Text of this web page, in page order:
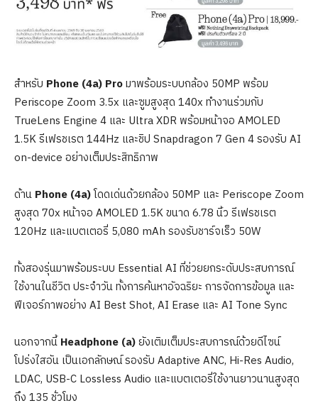
สำหรับ Phone (4a) Proมาพร้อมระบบกล้อง 50MP พร้อม
Periscope Zoom 3.5x และซูมสูงสุด 140x ทำงานร่วมกับ
TrueLens Engine 4 และ Ultra XDR พร้อมหน้าจอ AMOLED
1.5K รีเฟรชเรต 144Hz และชิป Snapdragon 7 Gen 4 รองรับ AI
on-device อย่างเต็มประสิทธิภาพ
ด้าน Phone (4a)โดดเด่นด้วยกล้อง 50MP และ Periscope Zoom
สูงสุด 70x หน้าจอ AMOLED 1.5K ขนาด 6.78 นิ้ว รีเฟรชเรต
120Hz และแบตเตอรี่ 5,080 mAh รองรับชาร์จเร็ว 50W
ทั้งสองรุ่นมาพร้อมระบบ Essential AI ที่ช่วยยกระดับประสบการณ์
ใช้งานในชีวิต ประจำวัน ทั้งการค้นหาอัจฉริยะ การจัดการข้อมูล และ
ฟีเจอร์ภาพอย่าง AI Best Shot, AI Erase และ AI Tone Sync
นอกจากนี้Headphone (a)ยังเติมเต็มประสบการณ์ด้วยดีไซน์
โปร่งใสอัน เป็นเอกลักษณ์ รองรับ Adaptive ANC, Hi-Res Audio,
LDAC, USB-C Lossless Audio และแบตเตอรี่ใช้งานยาวนานสูงสุด
ถึง 135 ชั่วโมง